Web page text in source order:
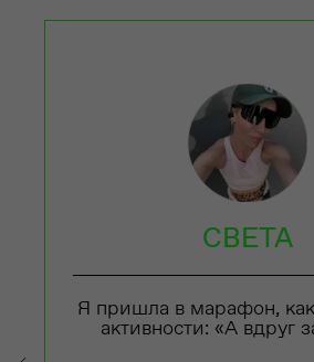
СВЕТА
Я пришла в марафон,
активности: «А вдруг